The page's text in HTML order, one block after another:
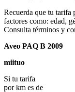
Recuerda que tu tarifa
factores como: edad,
Consulta términos y
Aveo PAQ B 2009
miituo
Si tu tarifa
por km es de